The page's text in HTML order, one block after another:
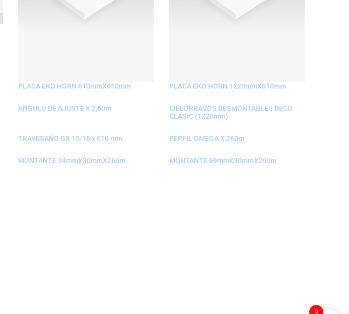
PLACA EKO HORN 610mmX610mm PLACA EKO HORN 1220mmX610mm
ANGULO DE AJUSTE X 2,60m
CIELORRASOS DESMONTABLES DECO
CLASIC (1220mm)
TRAVESAÑO GX 15/16 x 610 mm PERFIL OMEGA X 260m
MONTANTE 34mmX30mmX260m MONTANTE 69mmX30mmX260m
0